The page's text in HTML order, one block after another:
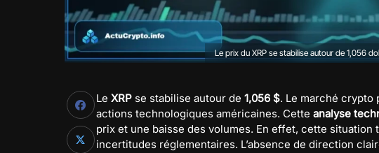
Le prix du XRP se stabilise autour de 1,056
Le XRP se stabilise autour de 1,056 $. Le marché crypto
actions technologiques américaines. Cette analyse
prix et une baisse des volumes. En effet, cette
incertitudes réglementaires. L’absence de direction